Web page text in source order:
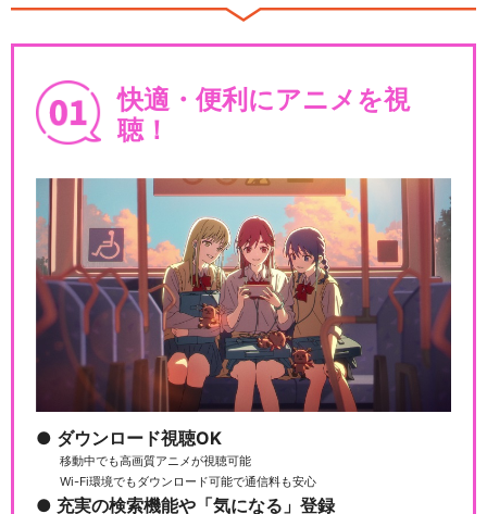
快適・便利にアニメを視
聴！
ダウンロード視聴OK
移動中でも高画質アニメが視聴可能
Wi-Fi環境でもダウンロード可能で通信料も安心
充実の検索機能や「気になる」登録